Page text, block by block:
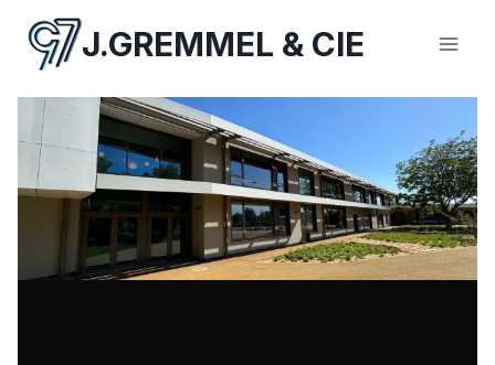
contenu
J.GREMMEL & CIE